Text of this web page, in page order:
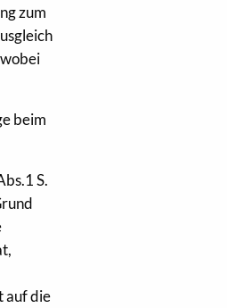
zum
beim
S.
auf die